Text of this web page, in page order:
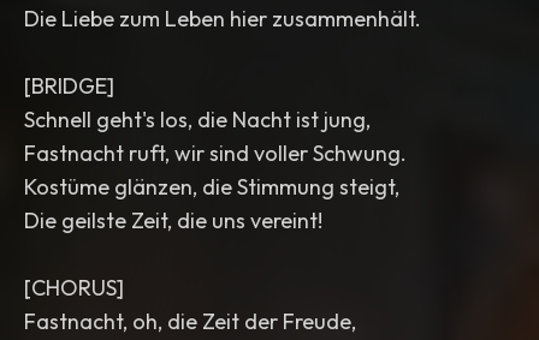
Die Liebe zum Leben hier zusammenhält.
[BRIDGE]
Schnell geht's los, die Nacht ist jung,
Fastnacht ruft, wir sind voller Schwung.
Kostüme glänzen, die Stimmung steigt,
Die geilste Zeit, die uns vereint!
[CHORUS]
Fastnacht, oh, die Zeit der Freude,